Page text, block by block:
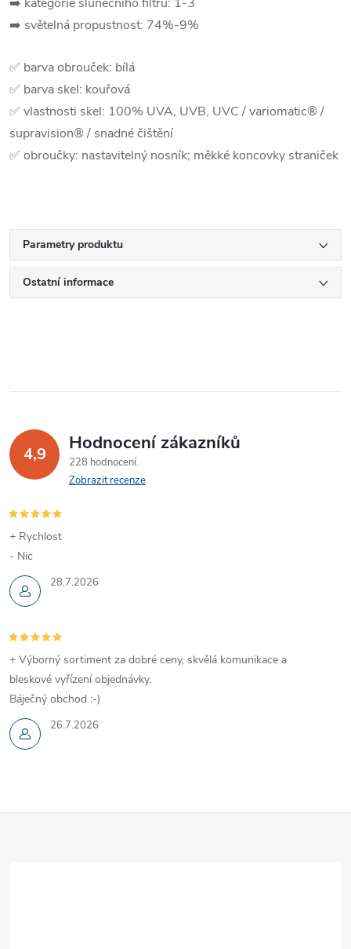
➡️ světelná propustnost: 74%-9%
✅ barva obrouček: bílá
✅ barva skel: kouřová
✅ vlastnosti skel: 100% UVA, UVB, UVC / variomatic® /
supravision® / snadné čištění
✅ obroučky: nastavitelný nosník; měkké koncovky straniček
Parametry produktu
Ostatní informace
4,9 Hodnocení zákazníků
228 hodnocení
Zobrazit recenze
28.7.2026
+ Rychlost
- Nic
26.7.2026
+ Výborný sortiment za dobré ceny, skvělá komunikace a
bleskové vyřízení objednávky.
Báječný obchod :-)